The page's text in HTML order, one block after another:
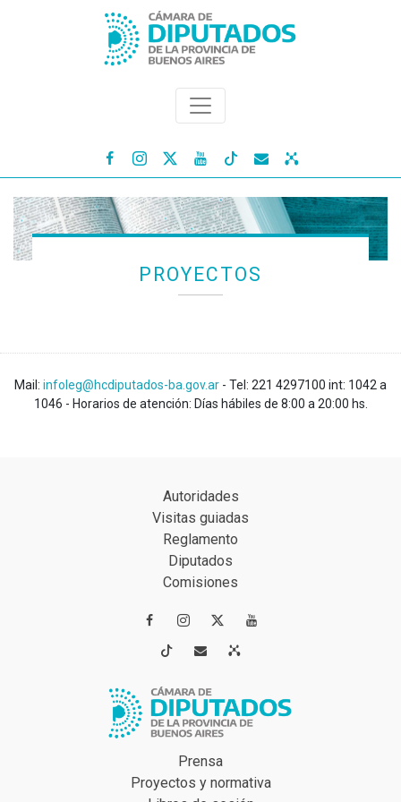
   
PROYECTOS
Mail: infoleg@hcdiputados-ba.gov.ar - Tel: 221 4297100 int: 1042 a
1046 - Horarios de atención: Días hábiles de 8:00 a 20:00 hs.
Autoridades
Visitas guiadas
Reglamento
Diputados
Comisiones
 
 
Prensa
Proyectos y normativa